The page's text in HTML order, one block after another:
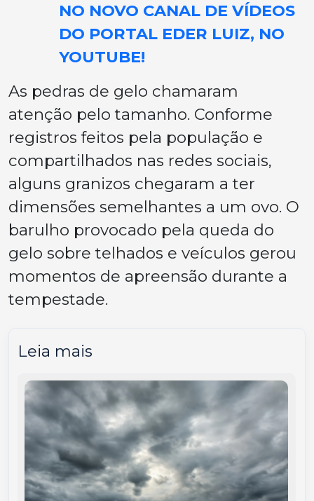
NO NOVO CANAL DE VÍDEOS
DO PORTAL EDER LUIZ, NO
YOUTUBE!
As pedras de gelo chamaram
atenção pelo tamanho. Conforme
registros feitos pela população e
compartilhados nas redes sociais,
alguns granizos chegaram a ter
dimensões semelhantes a um ovo. O
barulho provocado pela queda do
gelo sobre telhados e veículos gerou
momentos de apreensão durante a
tempestade.
Leia mais